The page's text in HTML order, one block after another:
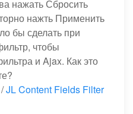
нажать Сбросить
нажть Применить
бы сделать при
чтобы
и Ajax. Как это
/JL Content Fields Filter